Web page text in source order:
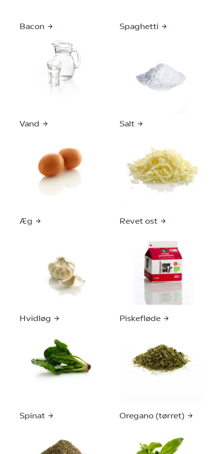
Bacon Spaghetti
Vand Salt
Æg Revet ost
Hvidløg Piskefløde
Spinat Oregano (tørret)